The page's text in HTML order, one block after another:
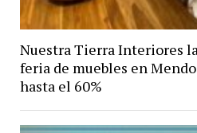
Nuestra Tierra Interiores
feria de muebles en
hasta el 60%